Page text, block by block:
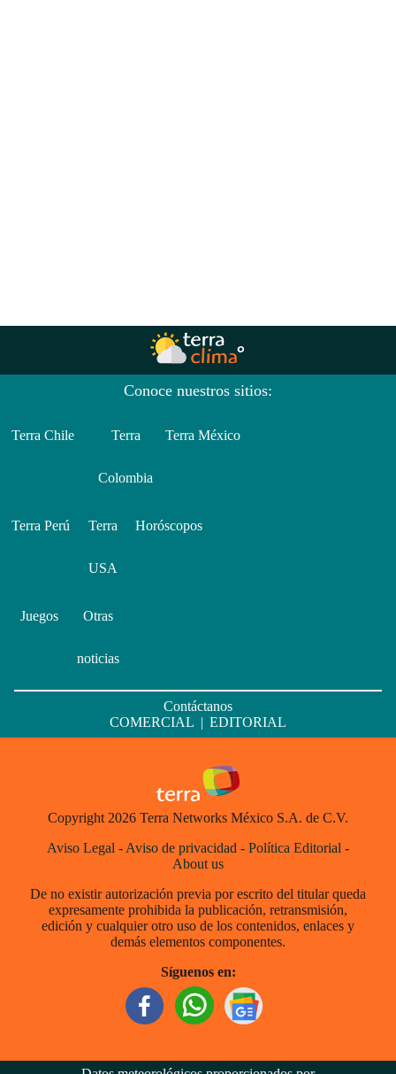
Conoce nuestros sitios:
Terra Chile Terra
Colombia
Terra México
Terra Perú Terra
USA
Horóscopos
Juegos Otras
noticias
Contáctanos
COMERCIAL | EDITORIAL
Copyright 2026 Terra Networks México S.A. de C.V.
Aviso Legal - Aviso de privacidad - Política Editorial -
About us
De no existir autorización previa por escrito del titular queda
expresamente prohibida la publicación, retransmisión,
edición y cualquier otro uso de los contenidos, enlaces y
demás elementos componentes.
Síguenos en: